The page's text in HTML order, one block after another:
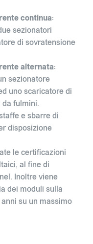
continua:
sezionatori
di sovratensione
alternata:
sezionatore
uno scaricatore di
fulmini.
e sbarre di
disposizione
le certificazioni
al fine di
Inoltre viene
dei moduli sulla
su un massimo